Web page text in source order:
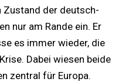
Zustand der deutsch-
nur am Rande ein. Er
es immer wieder, die
Dabei wiesen beide
zentral für Europa.